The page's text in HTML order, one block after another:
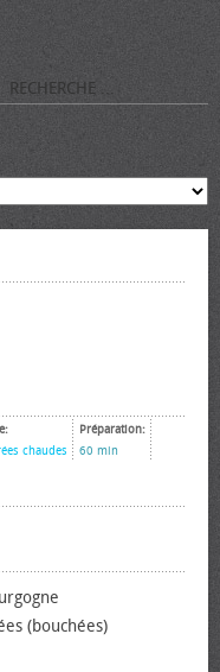
chaudes
Préparation:
60 min
(bouchées)